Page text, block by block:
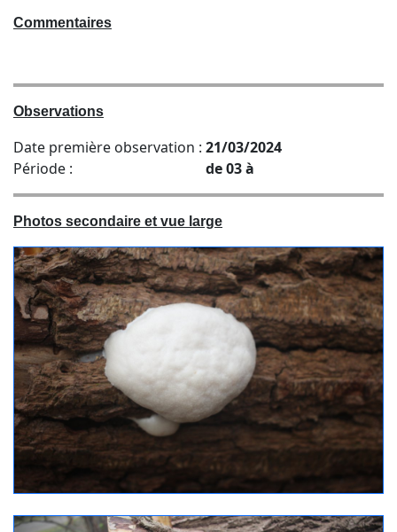
Commentaires
Observations
Date première observation : 21/03/2024
Période :
de 03 à
Photos secondaire et vue large